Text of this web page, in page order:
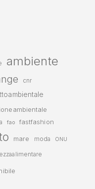
ambiente
cnr
fao fastfashion
mare moda ONU